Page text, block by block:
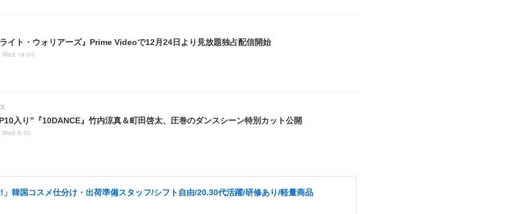
ライト・ウォリアーズ』Prime Videoで12月24日より見放題独占配信開始
18:00
入り”『10DANCE』竹内涼真＆町田啓太、圧巻のダンスシーン特別カット公開
8:00
!」韓国コスメ仕分け・出荷準備スタッフ/シフト自由/20.30代活躍/研修あり/軽量商品